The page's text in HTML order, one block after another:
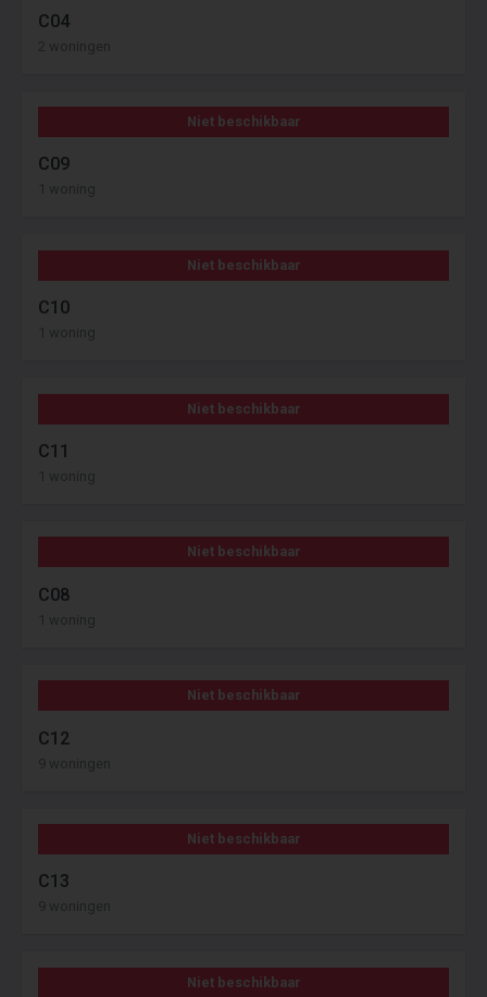
C04
2 woningen
Niet beschikbaar
C09
1 woning
Niet beschikbaar
C10
1 woning
Niet beschikbaar
C11
1 woning
Niet beschikbaar
C08
1 woning
Niet beschikbaar
C12
9 woningen
Niet beschikbaar
C13
9 woningen
Niet beschikbaar